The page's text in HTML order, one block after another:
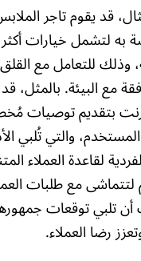
قد يقوم تاجر
به لتشمل خيارات
وذلك للتعامل مع
مع البيئة. بالمثل،
بتقديم توصيات
والتي تُلبي
لقاعدة العملاء
مع طلبات
تلبي توقعات
رضا العملاء.